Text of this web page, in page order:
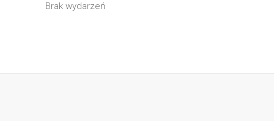
Brak wydarzeń